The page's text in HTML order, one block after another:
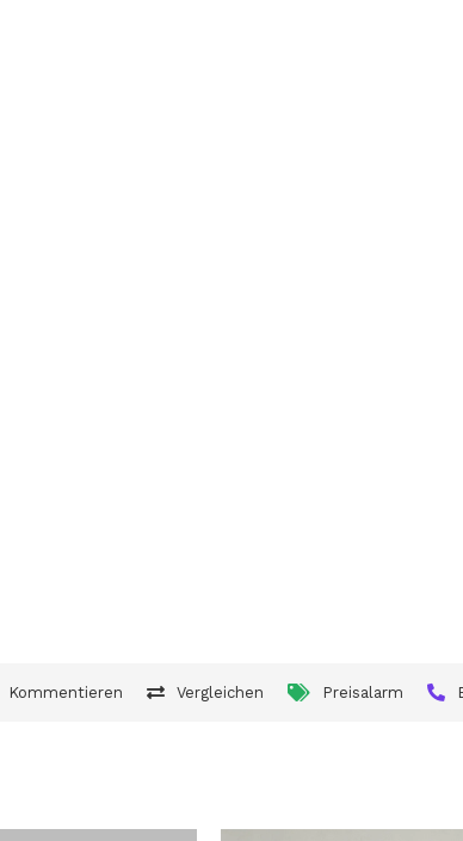
Kommentieren Vergleichen Preisalarm